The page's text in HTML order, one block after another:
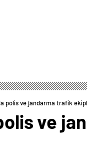
polis ve jandarma trafik
ve